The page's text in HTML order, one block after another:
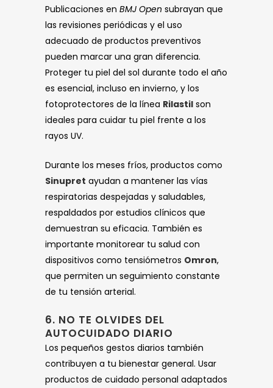
Publicaciones en BMJ Open subrayan que
las revisiones periódicas y el uso
adecuado de productos preventivos
pueden marcar una gran diferencia.
Proteger tu piel del sol durante todo el año
es esencial, incluso en invierno, y los
fotoprotectores de la línea Rilastil son
ideales para cuidar tu piel frente a los
rayos UV.
Durante los meses fríos, productos como
Sinupret ayudan a mantener las vías
respiratorias despejadas y saludables,
respaldados por estudios clínicos que
demuestran su eficacia. También es
importante monitorear tu salud con
dispositivos como tensiómetros Omron,
que permiten un seguimiento constante
de tu tensión arterial.
6. NO TE OLVIDES DEL
AUTOCUIDADO DIARIO
Los pequeños gestos diarios también
contribuyen a tu bienestar general. Usar
productos de cuidado personal adaptados